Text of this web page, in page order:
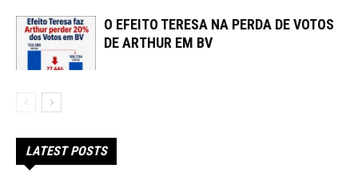
O EFEITO TERESA NA PERDA DE VOTOS
DE ARTHUR EM BV
LATEST POSTS